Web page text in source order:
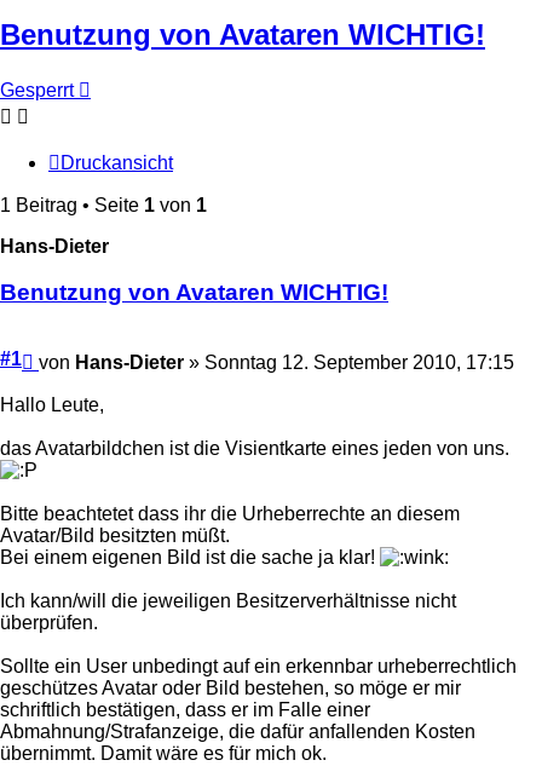
Benutzung von Avataren WICHTIG!
Gesperrt
Druckansicht
1 Beitrag • Seite 1 von 1
Hans-Dieter
Benutzung von Avataren WICHTIG!
#1 Beitrag
von Hans-Dieter » Sonntag 12. September 2010, 17:15
Hallo Leute,
das Avatarbildchen ist die Visientkarte eines jeden von uns.
Bitte beachtetet dass ihr die Urheberrechte an diesem
Avatar/Bild besitzten müßt.
Bei einem eigenen Bild ist die sache ja klar!
Ich kann/will die jeweiligen Besitzerverhältnisse nicht
überprüfen.
Sollte ein User unbedingt auf ein erkennbar urheberrechtlich
geschützes Avatar oder Bild bestehen, so möge er mir
schriftlich bestätigen, dass er im Falle einer
Abmahnung/Strafanzeige, die dafür anfallenden Kosten
übernimmt. Damit wäre es für mich ok.